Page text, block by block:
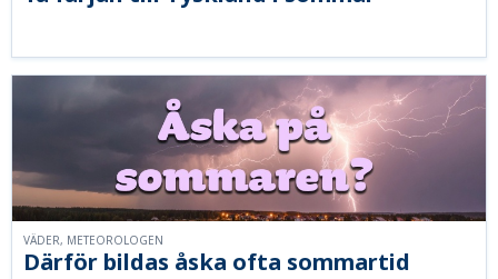
Därför bildas åska ofta sommartid
VÄDER, METEOROLOGEN